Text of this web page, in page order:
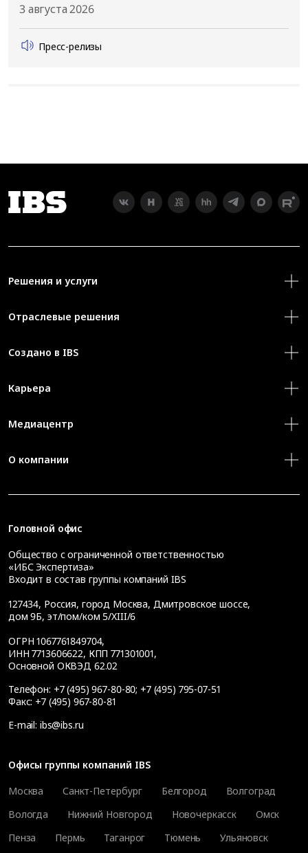
3 августа 2026
Пресс-релизы
Решения и услуги
Отраслевые решения
Создано в IBS
Карьера
Медиацентр
О компании
Головной офис
Общество с ограниченной ответственностью
«ИБС Экспертиза»
Входит в состав группы компаний IBS
127434, Россия, город Москва, Дмитровское шоссе,
дом 9Б, эт/пом/ком 5/XIII/6
ОГРН 1067761849704,
ИНН 7713606622, КПП 771301001,
Основной ОКВЭД 62.02
Телефон: +7 (495) 967-80-80; +7 (495) 795-07-51
Факс: +7 (495) 967-80-81
E-mail: ibs@ibs.ru
Офисы группы компаний IBS
Москва
Санкт-Петербург Белгород
Волгоград
Вологда
Нижний Новгород Новочеркасск
Омск
Пенза
Пермь Таганрог Тюмень
Ульяновск